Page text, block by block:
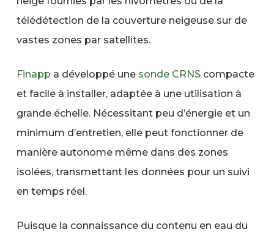
télédétection de la couverture neigeuse sur de
vastes zones par satellites.
Finapp a développé une sonde CRNScompacte
et facile à installer, adaptée à une utilisation à
grande échelle. Nécessitant peu d’énergie et un
minimum d’entretien, elle peut fonctionner de
manière autonome même dans des zones
isolées, transmettant les données pour un suivi
en temps réel.
Puisque la connaissance du contenu en eau du